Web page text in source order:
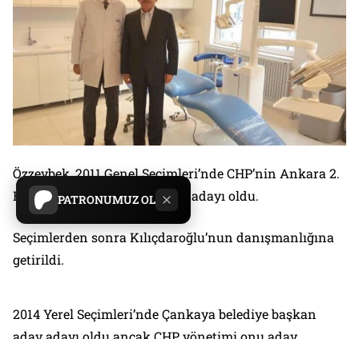
PATRONUMUZ OL
Özzeybek, 2011 Genel Seçimleri’nde CHP’nin Ankara 2.
Bölge 9’uncu sıra milletvekili adayı oldu.
Seçimlerden sonra Kılıçdaroğlu’nun danışmanlığına
getirildi.
2014 Yerel Seçimleri’nde Çankaya belediye başkan